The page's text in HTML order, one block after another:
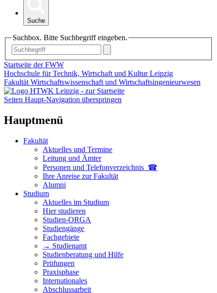
Suche
Suchbox. Bitte Suchbegriff eingeben.
Startseite der FWW
Hochschule für Technik, Wirtschaft und Kultur Leipzig
Fakultät Wirtschaftswissenschaft und Wirtschaftsingenieurwesen
Seiten Haupt-Navigation überspringen
Hauptmenü
Fakultät
Aktuelles und Termine
Leitung und Ämter
Personen und Telefon­verzeichnis ☎
Ihre Anreise zur Fakultät
Alumni
Studium
Aktuelles im Studium
Hier studieren
Studien-ORGA
Studiengänge
Fachgebiete
→ Studienamt
Studienberatung und Hilfe
Prüfungen
Praxisphase
Internationales
Abschlussarbeit